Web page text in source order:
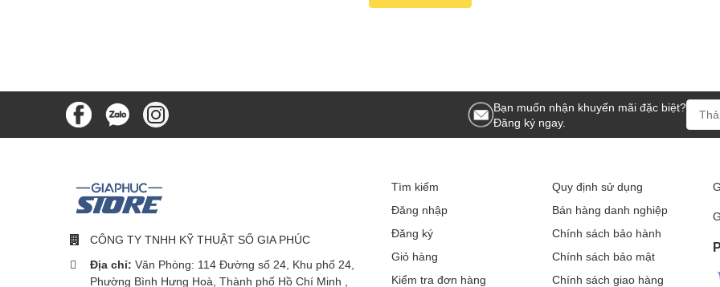
Bạn muốn nhận khuyến mãi đặc biệt?
Đăng ký ngay.
CÔNG TY TNHH KỸ THUẬT SỐ GIA PHÚC
Địa chỉ: Văn Phòng: 114 Đường số 24, Khu phố 24,
Phường Bình Hưng Hoà, Thành phố Hồ Chí Minh ,
Tìm kiếm
Đăng nhập
Đăng ký
Giỏ hàng
Kiểm tra đơn hàng
Quy định sử dụng
Bán hàng danh nghiệp
Chính sách bảo hành
Chính sách bảo mật
Chính sách giao hàng